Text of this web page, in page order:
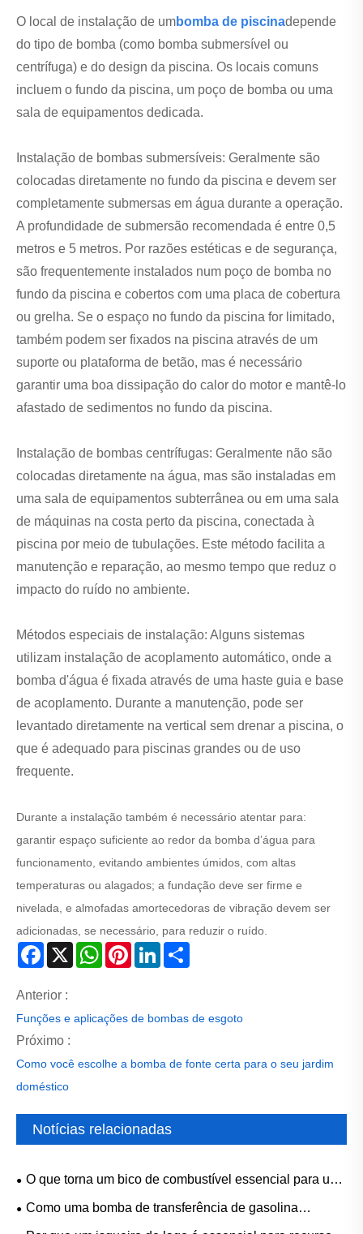
O local de instalação de umbomba de piscinadepende
do tipo de bomba (como bomba submersível ou
centrífuga) e do design da piscina. Os locais comuns
incluem o fundo da piscina, um poço de bomba ou uma
sala de equipamentos dedicada.
Instalação de bombas submersíveis: Geralmente são
colocadas diretamente no fundo da piscina e devem ser
completamente submersas em água durante a operação.
A profundidade de submersão recomendada é entre 0,5
metros e 5 metros. Por razões estéticas e de segurança,
são frequentemente instalados num poço de bomba no
fundo da piscina e cobertos com uma placa de cobertura
ou grelha. Se o espaço no fundo da piscina for limitado,
também podem ser fixados na piscina através de um
suporte ou plataforma de betão, mas é necessário
garantir uma boa dissipação do calor do motor e mantê-lo
afastado de sedimentos no fundo da piscina.
Instalação de bombas centrífugas: Geralmente não são
colocadas diretamente na água, mas são instaladas em
uma sala de equipamentos subterrânea ou em uma sala
de máquinas na costa perto da piscina, conectada à
piscina por meio de tubulações. Este método facilita a
manutenção e reparação, ao mesmo tempo que reduz o
impacto do ruído no ambiente.
Métodos especiais de instalação: Alguns sistemas
utilizam instalação de acoplamento automático, onde a
bomba d'água é fixada através de uma haste guia e base
de acoplamento. Durante a manutenção, pode ser
levantado diretamente na vertical sem drenar a piscina, o
que é adequado para piscinas grandes ou de uso
frequente.
Durante a instalação também é necessário atentar para:
garantir espaço suficiente ao redor da bomba d’água para
funcionamento, evitando ambientes úmidos, com altas
temperaturas ou alagados; a fundação deve ser firme e
nivelada, e almofadas amortecedoras de vibração devem ser
adicionadas, se necessário, para reduzir o ruído.
Facebook
X WhatsApp
PinterestLinkedIn
Anterior :
Funções e aplicações de bombas de esgoto
Próximo :
Como você escolhe a bomba de fonte certa para o seu jardim
doméstico
Notícias relacionadas
O que torna um bico de combustível essencial para um
abastecimento eficiente?
Como uma bomba de transferência de gasolina
melhora a segurança e a eficiência no manuseio de